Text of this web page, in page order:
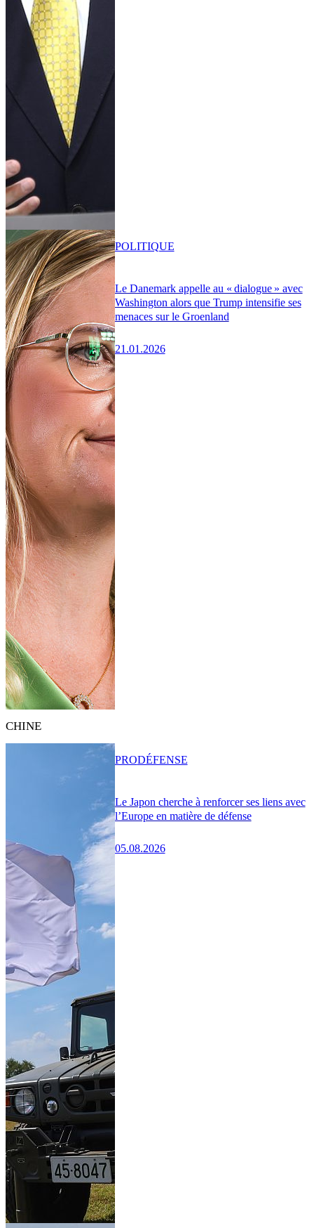
Le Danemark appelle au « dialogue » avec
Washington alors que Trump intensifie ses
menaces sur le Groenland
21.01.2026
POLITIQUE
CHINE
Le Japon cherche à renforcer ses liens avec
l’Europe en matière de défense
05.08.2026
PRODÉFENSE